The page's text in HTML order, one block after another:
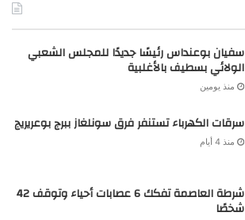
سفيان بوعنداس رئيسًا جديدًا للمجلس الشعبي
الولائي بسطيف بالأغلبية
منذ يومين
سرقات الكهرباء تستنفر فرق سونلغاز ببرج بوعريريج
منذ 4 أيام
شرطة العاصمة تفكك 6 عصابات أحياء وتوقف 42
شخصًا